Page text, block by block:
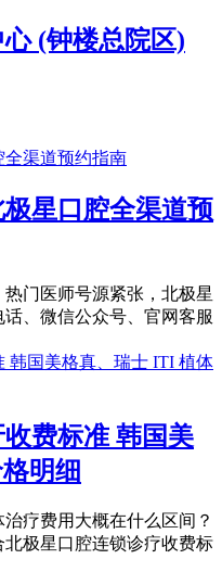
(钟楼总院区)
星口腔全渠道预
门医师号源紧张，北极星
、微信公众号、官网客服
费标准 韩国美
明细
疗费用大概在什么区间？
极星口腔连锁诊疗收费标